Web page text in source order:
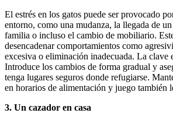
El estrés en los gatos puede ser provocado
entorno, como una mudanza, la llegada de
familia o incluso el cambio de mobiliario.
desencadenar comportamientos como
excesiva o eliminación inadecuada. La clave
Introduce los cambios de forma gradual y
tenga lugares seguros donde refugiarse.
en horarios de alimentación y juego también
3. Un cazador en casa